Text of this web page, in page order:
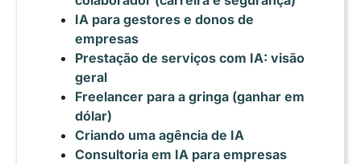
IA para gestores e donos de
empresas
Prestação de serviços com IA: visão
geral
Freelancer para a gringa (ganhar em
dólar)
Criando uma agência de IA
Consultoria em IA para empresas